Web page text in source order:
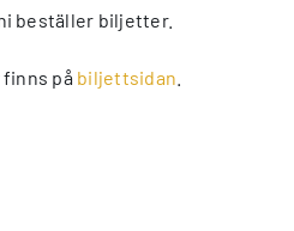
beställer biljetter.
på biljettsidan